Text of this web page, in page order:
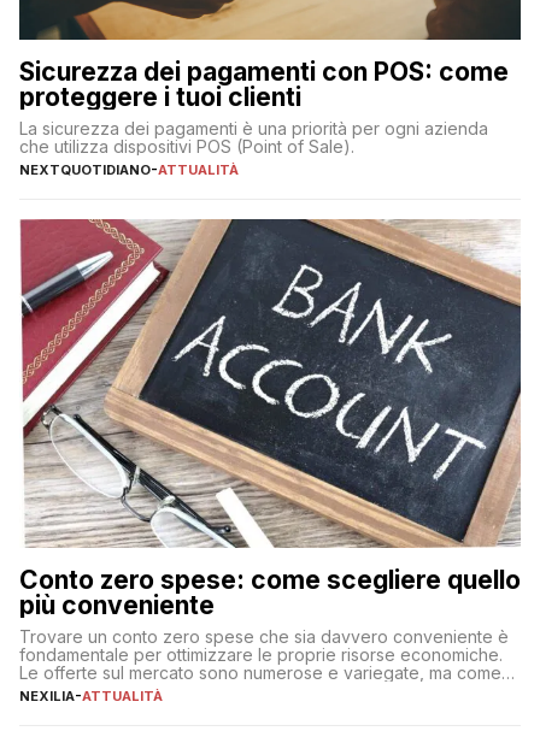
Sicurezza dei pagamenti con POS: come
proteggere i tuoi clienti
La sicurezza dei pagamenti è una priorità per ogni azienda
che utilizza dispositivi POS (Point of Sale).
NEXTQUOTIDIANO-ATTUALITÀ
Conto zero spese: come scegliere quello
più conveniente
Trovare un conto zero spese che sia davvero conveniente è
fondamentale per ottimizzare le proprie risorse economiche.
Le offerte sul mercato sono numerose e variegate, ma come
individuare quella più adatta alle proprie esigenze senza
NEXILIA-ATTUALITÀ